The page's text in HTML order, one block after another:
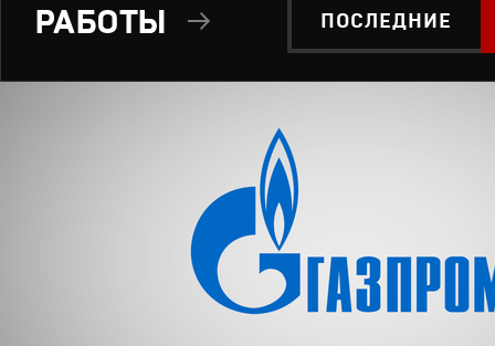
ПОСЛЕДНИЕ
РАБОТЫ